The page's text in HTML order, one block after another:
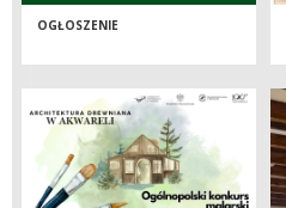
OGŁOSZENIE